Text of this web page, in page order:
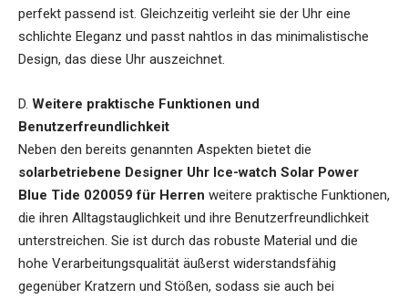
perfekt passend ist. Gleichzeitig verleiht sie der Uhr eine
schlichte Eleganz und passt nahtlos in das minimalistische
Design, das diese Uhr auszeichnet.
D. Weitere praktische Funktionen und
Benutzerfreundlichkeit
Neben den bereits genannten Aspekten bietet die
solarbetriebene Designer Uhr Ice-watch Solar Power
Blue Tide 020059 für Herren weitere praktische Funktionen,
die ihren Alltagstauglichkeit und ihre Benutzerfreundlichkeit
unterstreichen. Sie ist durch das robuste Material und die
hohe Verarbeitungsqualität äußerst widerstandsfähig
gegenüber Kratzern und Stößen, sodass sie auch bei